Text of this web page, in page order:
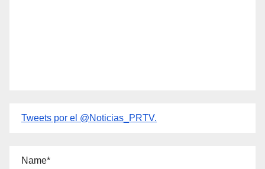
Tweets por el @Noticias_PRTV.
Name*